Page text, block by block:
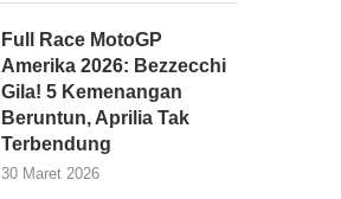
Full Race MotoGP
Amerika 2026: Bezzecchi
Gila! 5 Kemenangan
Beruntun, Aprilia Tak
Terbendung
30 Maret 2026